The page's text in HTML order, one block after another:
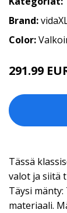
Brand:
Color:
291.99
Tässä
valot ja siitä
Täysi
materiaali.